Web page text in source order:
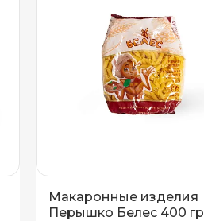
Макаронные изделия
Перышко Белес 400 гр